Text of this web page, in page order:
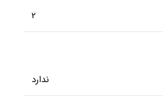
2
ندارد